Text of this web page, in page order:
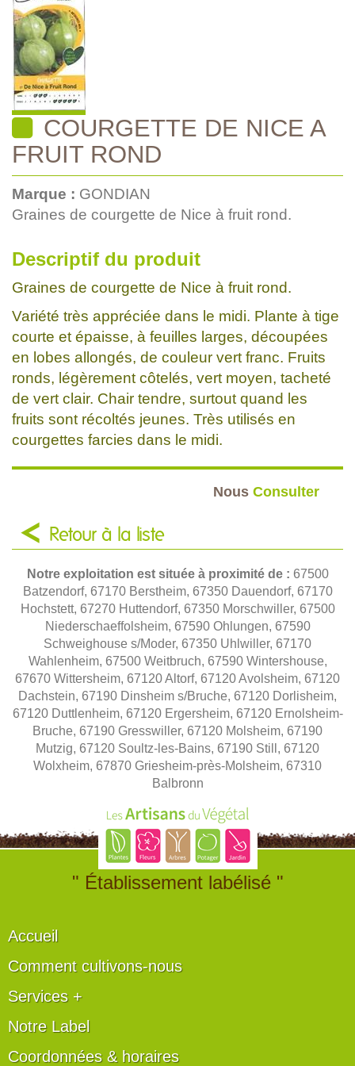
COURGETTE DE NICE A
FRUIT ROND
Marque : GONDIAN
Graines de courgette de Nice à fruit rond.
Descriptif du produit
Graines de courgette de Nice à fruit rond.
Variété très appréciée dans le midi. Plante à tige
courte et épaisse, à feuilles larges, découpées
en lobes allongés, de couleur vert franc. Fruits
ronds, légèrement côtelés, vert moyen, tacheté
de vert clair. Chair tendre, surtout quand les
fruits sont récoltés jeunes. Très utilisés en
courgettes farcies dans le midi.
Nous Consulter
Retour à la liste
Notre exploitation est située à proximité de : 67500
Batzendorf, 67170 Berstheim, 67350 Dauendorf, 67170
Hochstett, 67270 Huttendorf, 67350 Morschwiller, 67500
Niederschaeffolsheim, 67590 Ohlungen, 67590
Schweighouse s/Moder, 67350 Uhlwiller, 67170
Wahlenheim, 67500 Weitbruch, 67590 Wintershouse,
67670 Wittersheim, 67120 Altorf, 67120 Avolsheim, 67120
Dachstein, 67190 Dinsheim s/Bruche, 67120 Dorlisheim,
67120 Duttlenheim, 67120 Ergersheim, 67120 Ernolsheim-
Bruche, 67190 Gresswiller, 67120 Molsheim, 67190
Mutzig, 67120 Soultz-les-Bains, 67190 Still, 67120
Wolxheim, 67870 Griesheim-près-Molsheim, 67310
Balbronn
" Établissement labélisé "
Accueil
Comment cultivons-nous
Services +
Notre Label
Coordonnées & horaires